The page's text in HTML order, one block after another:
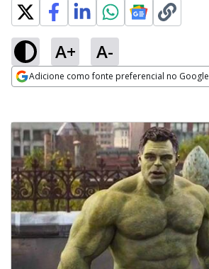
A+ A-
Adicione como fonte preferencial no Google